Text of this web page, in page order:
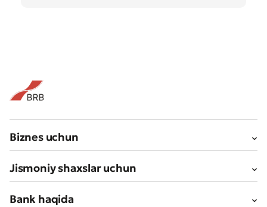
Biznes uchun
Jismoniy shaxslar uchun
Bank haqida